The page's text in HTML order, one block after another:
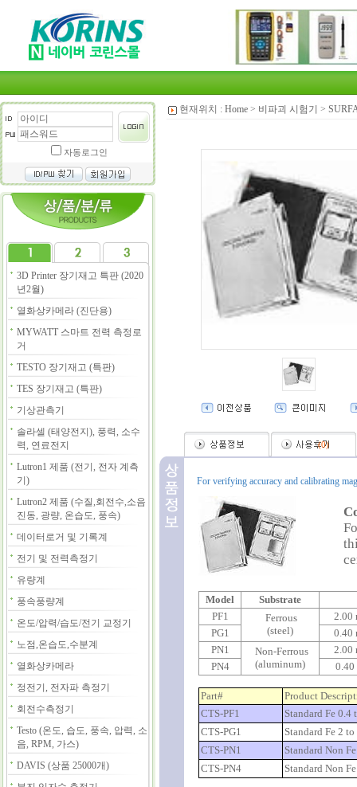
자동로그인
3D Printer 장기재고 특판 (2020
년2월)
열화상카메라 (진단용)
MYWATT 스마트 전력 측정로
거
TESTO 장기재고 (특판)
TES 장기재고 (특판)
기상관측기
솔라셀 (태양전지), 풍력, 소수
력, 연료전지
Lutron1 제품 (전기, 전자 계측
기)
Lutron2 제품 (수질,회전수,소음
진동, 광량, 온습도, 풍속)
데이터로거 및 기록계
전기 및 전력측정기
유량계
풍속풍량계
온도/압력/습도/전기 교정기
노점,온습도,수분계
열화상카메라
정전기, 전자파 측정기
회전수측정기
Testo (온도, 습도, 풍속, 압력, 소
음, RPM, 가스)
DAVIS (상품 25000개)
현재위치 : Home> 비파괴 시험기 >
(0)
For verifying accuracy and calibrating
Model
Substrate
PF1
Ferrous
(steel)
2.00
PG1
0.40
PN1
Non-Ferrous
(aluminum)
2.00
PN4
0.40
Part#
Product
CTS-PF1
Standard Fe 0.4
CTS-PG1
Standard Fe 2
CTS-PN1
Standard Non
CTS-PN4
Standard Non